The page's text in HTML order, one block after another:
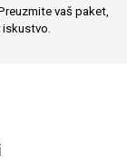
vaš paket,
iskustvo.